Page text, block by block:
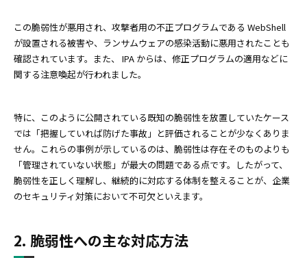
この脆弱性が悪用され、攻撃者用の不正プログラムである WebShell
が設置される被害や、ランサムウェアの感染活動に悪用されたことも
確認されています。また、 IPA からは、修正プログラムの適用などに
関する注意喚起が行われました。
特に、このように公開されている既知の脆弱性を放置していたケース
では「把握していれば防げた事故」と評価されることが少なくありま
せん。これらの事例が示しているのは、脆弱性は存在そのものよりも
「管理されていない状態」が最大の問題である点です。したがって、
脆弱性を正しく理解し、継続的に対応する体制を整えることが、企業
のセキュリティ対策において不可欠といえます。
2. 脆弱性への主な対応方法